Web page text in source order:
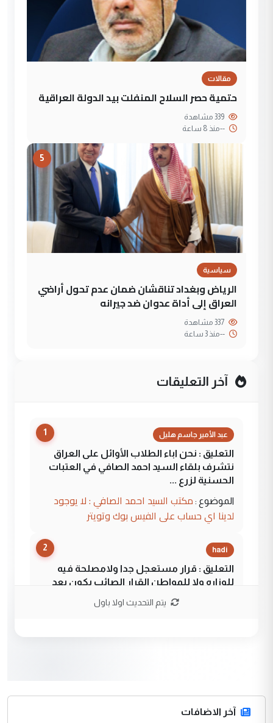
مقالات
حتمية حصر السلاح المنفلت بيد الدولة العراقية
--منذ 8 ساعة
5
سياسية
الرياض وبغداد تناقشان ضمان عدم تحول أراضي
العراق إلى أداة عدوان ضد جيرانه
--منذ 3 ساعة
آخر التعليقات
1 عبد الأمير جاسم هليل
التعليق : نحن اباء الطلاب الأوائل على العراق
نتشرف بلقاء السيد احمد الصافي في العتبات
الحسنية لزرع ...
الموضوع : مكتب السيد احمد الصافي : لا يوجود
لدينا اي حساب على الفيس بوك وتويتر
2 hadi
التعليق : قرار مستعجل جدا ولامصلحة فيه
للوزاره ولا للمواطن القرار الصائب يكون بعد
جنسية الرافد الثالث للعراق ومن اصول عريقة
ابا فرات ...
يتم التحديث اولا باول
آخر الاضافات